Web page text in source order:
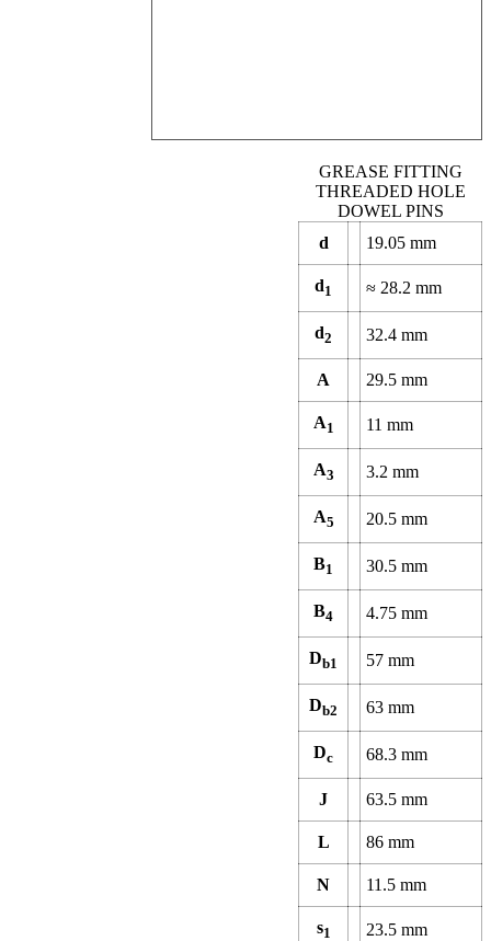
d 19.05 mm
d1 ≈ 28.2 mm
d2 32.4 mm
A 29.5 mm
A1 11 mm
A3 3.2 mm
A5 20.5 mm
B1 30.5 mm
B4 4.75 mm
Db1 57 mm
Db2 63 mm
Dc 68.3 mm
J 63.5 mm
L 86 mm
N 11.5 mm
s1 23.5 mm
GREASE FITTING
THREADED HOLE
DOWEL PINS